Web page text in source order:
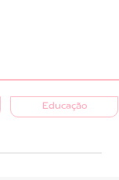
Educação